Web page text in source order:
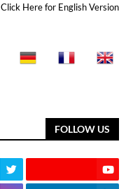
Click Here for English Version
FOLLOW US